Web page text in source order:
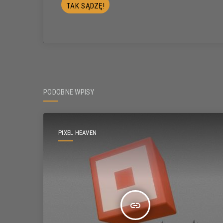
PODOBNE WPISY
PIXEL HEAVEN
insert_link